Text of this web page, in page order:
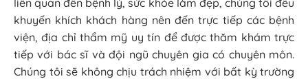
khuyến khích khách hàng nên đến trực tiếp các bệnh
viện, địa chỉ thẩm mỹ uy tín để được thăm khám trực
tiếp với bác sĩ và đội ngũ chuyên gia có chuyên môn.
Chúng tôi sẽ không chịu trách nhiệm với bất kỳ trường